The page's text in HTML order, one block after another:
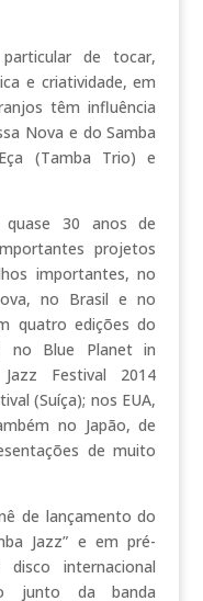
de tocar,
e criatividade, em
têm influência
Nova e do Samba
(Tamba Trio) e
30 anos de
projetos
importantes, no
no Brasil e no
quatro edições do
no Blue Planet in
Festival 2014
(Suíça); nos EUA,
no Japão, de
de muito
de lançamento do
Jazz” e em pré-
internacional
junto da banda